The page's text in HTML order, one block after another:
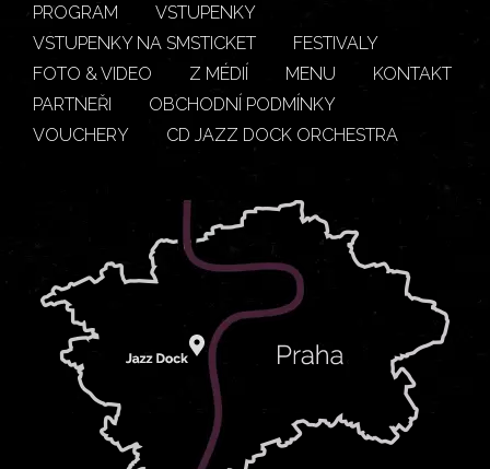
PROGRAM
VSTUPENKY
VSTUPENKY NA SMSTICKET
FESTIVALY
FOTO & VIDEO
Z MÉDIÍ MENU
KONTAKT
PARTNEŘI
OBCHODNÍ PODMÍNKY
VOUCHERY
CD JAZZ DOCK ORCHESTRA